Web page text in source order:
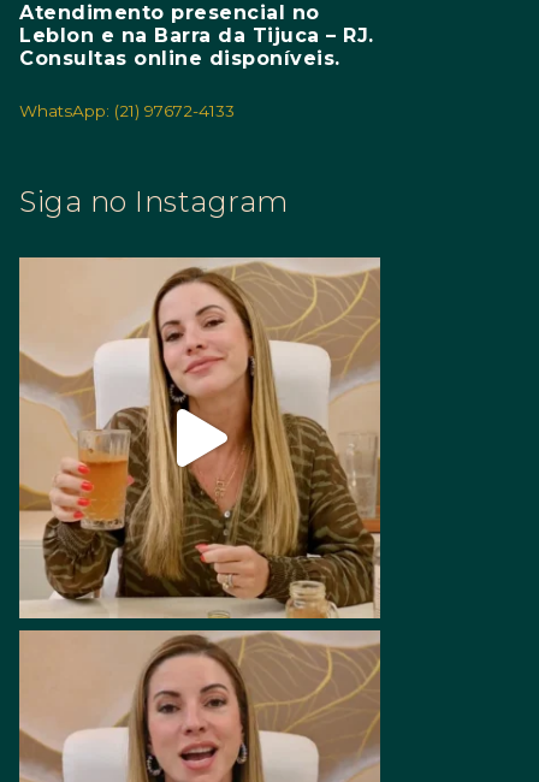
Atendimento presencial no
Leblon e na Barra da Tijuca – RJ.
Consultas online disponíveis.
WhatsApp: (21) 97672-4133
Siga no Instagram